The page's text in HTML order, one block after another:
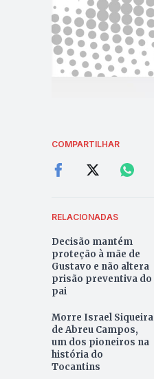
COMPARTILHAR
RELACIONADAS
Decisão mantém
proteção à mãe de
Gustavo e não altera
prisão preventiva do
pai
Morre Israel Siqueira
de Abreu Campos,
um dos pioneiros na
história do
Tocantins